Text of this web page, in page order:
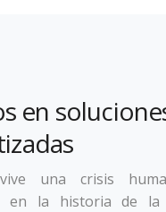
en
vive una crisis
en la historia de la